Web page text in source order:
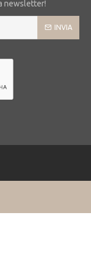
newsletter!
INVIA